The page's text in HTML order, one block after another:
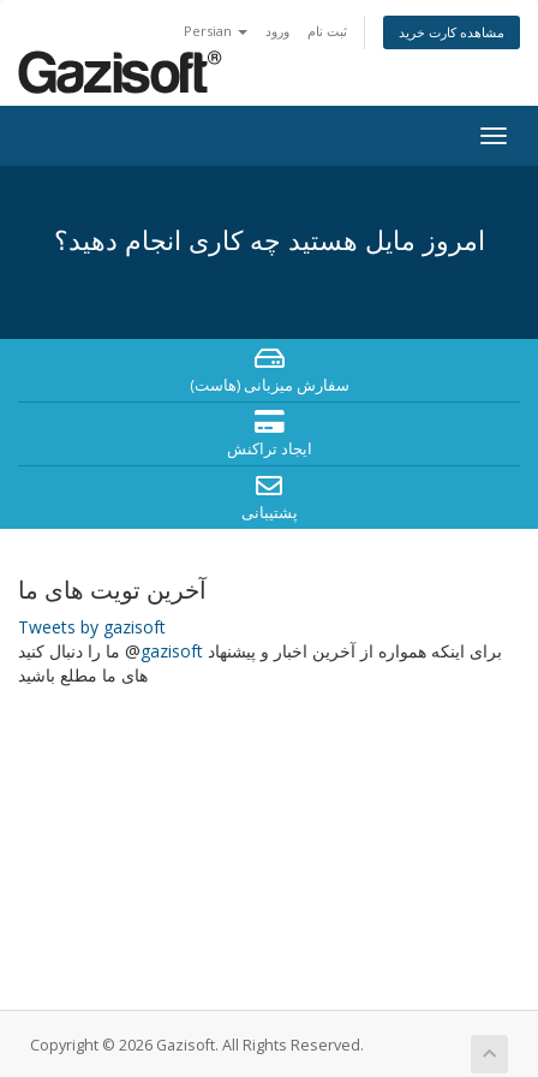
Persian ورود ثبت نام مشاهده کارت خرید
امروز مایل هستید چه کاری انجام دهید؟
سفارش میزبانی (هاست)
ایجاد تراکنش
پشتیبانی
آخرین تویت های ما
Tweets by gazisoft
ما را دنبال کنید @gazisoft
های ما مطلع باشید
Copyright © 2026 Gazisoft. All Rights Reserved.